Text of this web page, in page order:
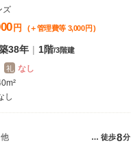
ズ
円 (＋管理費等 3,000 円 )
38年 | 1階/3階建
礼 なし
し
… 徒歩8分
他